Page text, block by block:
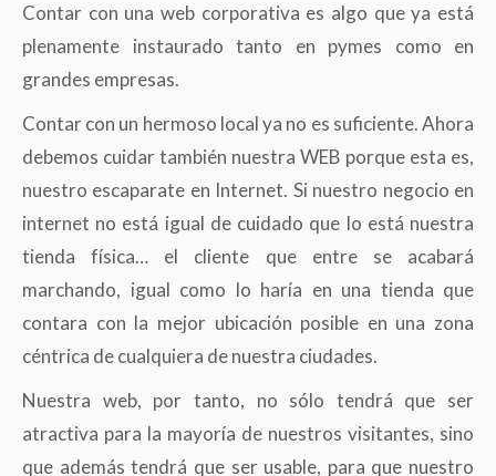
Contar con una web corporativa es algo que ya está
plenamente instaurado tanto en pymes como en
grandes empresas.
Contar con un hermoso local ya no es suficiente. Ahora
debemos cuidar también nuestra WEB porque esta es,
nuestro escaparate en Internet. Si nuestro negocio en
internet no está igual de cuidado que lo está nuestra
tienda física… el cliente que entre se acabará
marchando, igual como lo haría en una tienda que
contara con la mejor ubicación posible en una zona
céntrica de cualquiera de nuestra ciudades.
Nuestra web, por tanto, no sólo tendrá que ser
atractiva para la mayoría de nuestros visitantes, sino
que además tendrá que ser usable, para que nuestro